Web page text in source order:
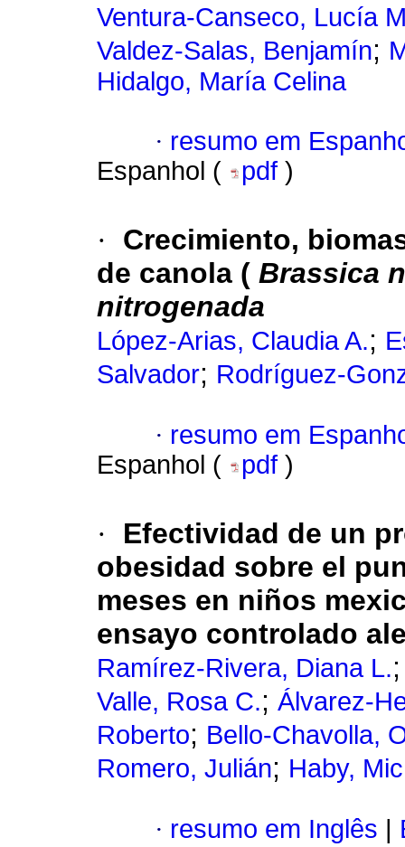
Ventura-Canseco, Lucía
Valdez-Salas, Benjamín;
Hidalgo, María Celina
· resumo em
Espanhol (
pdf )
·
Crecimiento,
de canola ( Brassica
nitrogenada
López-Arias, Claudia A.;
Salvador; Rodríguez-
· resumo em
Espanhol (
pdf )
·
Efectividad de un
obesidad sobre el
meses en niños
ensayo controlado
Ramírez-Rivera, Diana L.
Valle, Rosa C.; Álvarez-
Roberto; Bello-Chavolla,
Romero, Julián; Haby,
· resumo em Inglês